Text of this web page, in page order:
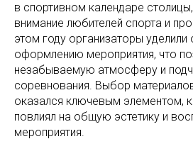
в спортивном календаре
внимание любителей спорта и
этом году организаторы
оформлению мероприятия, что
незабываемую атмосферу и
соревнования. Выбор
оказался ключевым элементом,
повлиял на общую эстетику и
мероприятия.